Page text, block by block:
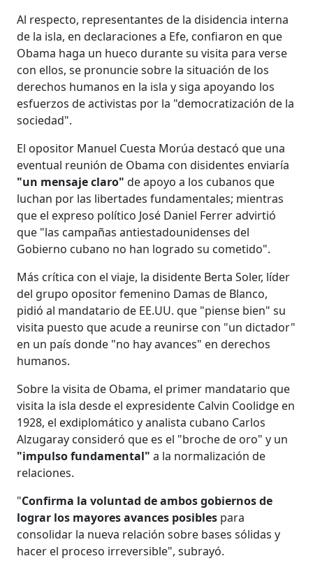
Al respecto, representantes de la disidencia interna
de la isla, en declaraciones a Efe, confiaron en que
Obama haga un hueco durante su visita para verse
con ellos, se pronuncie sobre la situación de los
derechos humanos en la isla y siga apoyando los
esfuerzos de activistas por la "democratización de la
sociedad".
El opositor Manuel Cuesta Morúa destacó que una
eventual reunión de Obama con disidentes enviaría
"un mensaje claro"de apoyo a los cubanos que
luchan por las libertades fundamentales; mientras
que el expreso político José Daniel Ferrer advirtió
que "las campañas antiestadounidenses del
Gobierno cubano no han logrado su cometido".
Más crítica con el viaje, la disidente Berta Soler, líder
del grupo opositor femenino Damas de Blanco,
pidió al mandatario de EE.UU. que "piense bien" su
visita puesto que acude a reunirse con "un dictador"
en un país donde "no hay avances" en derechos
humanos.
Sobre la visita de Obama, el primer mandatario que
visita la isla desde el expresidente Calvin Coolidge en
1928, el exdiplomático y analista cubano Carlos
Alzugaray consideró que es el "broche de oro" y un
"impulso fundamental" a la normalización de
relaciones.
"Confirma la voluntad de ambos gobiernos de
lograr los mayores avances posibles para
consolidar la nueva relación sobre bases sólidas y
hacer el proceso irreversible", subrayó.